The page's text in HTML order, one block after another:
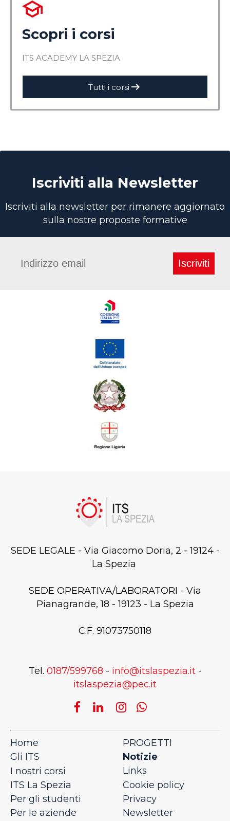
Scopri i corsi
ITS ACADEMY LA SPEZIA
Tutti i corsi arrow_right_alt
Iscriviti alla Newsletter
Iscriviti alla newsletter per rimanere aggiornato
sulla nostre proposte formative
Iscriviti
SEDE LEGALE - Via Giacomo Doria, 2 - 19124 -
La Spezia
SEDE OPERATIVA/LABORATORI - Via
Pianagrande, 18 - 19123 - La Spezia
C.F. 91073750118
Tel. 0187/599768 - info@itslaspezia.it-
itslaspezia@pec.it
Home
Gli ITS
I nostri corsi
ITS La Spezia
Per gli studenti
Per le aziende
PROGETTI
Notizie
Links
Cookie policy
Privacy
Newsletter